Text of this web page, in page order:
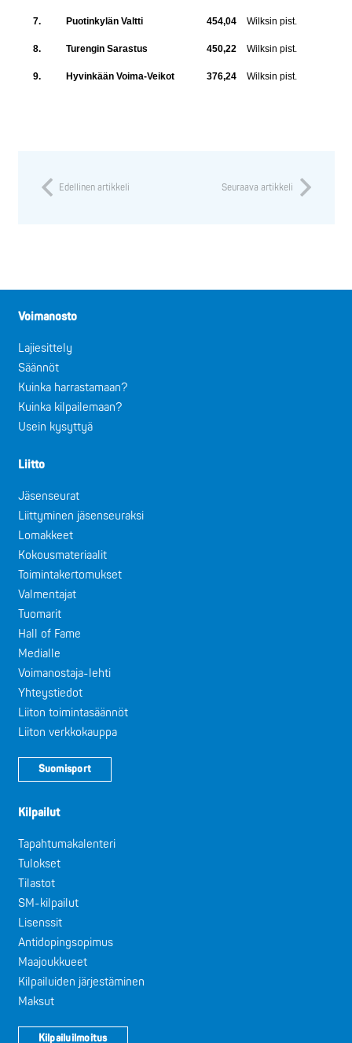
7. Puotinkylän Valtti 454,04 Wilksin pist.
8. Turengin Sarastus 450,22 Wilksin pist.
9. Hyvinkään Voima-Veikot 376,24 Wilksin pist.
Edellinen artikkeli Seuraava artikkeli
Voimanosto
Lajiesittely
Säännöt
Kuinka harrastamaan?
Kuinka kilpailemaan?
Usein kysyttyä
Liitto
Jäsenseurat
Liittyminen jäsenseuraksi
Lomakkeet
Kokousmateriaalit
Toimintakertomukset
Valmentajat
Tuomarit
Hall of Fame
Medialle
Voimanostaja-lehti
Yhteystiedot
Liiton toimintasäännöt
Liiton verkkokauppa
Suomisport
Kilpailut
Tapahtumakalenteri
Tulokset
Tilastot
SM-kilpailut
Lisenssit
Antidopingsopimus
Maajoukkueet
Kilpailuiden järjestäminen
Maksut
Kilpailuilmoitus